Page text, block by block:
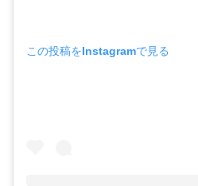
この投稿をInstagramで見る